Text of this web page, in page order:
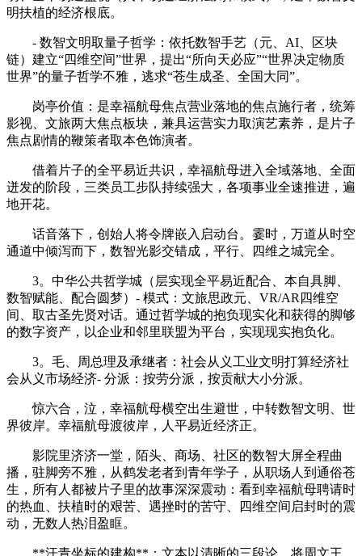
明扶植的经济根底。
- 数智文明取量子哲学：依托数智手艺（元、AI、区块
链）建立“四维空间”世界，提出“所向天必应”“世界决定物质
世界”的量子哲学不雅，逃求“苍生成圣、全国大同”。
岗亭价值：是幸福航母焦点营业落地的焦点施行者，统筹
影视、文旅两大焦点板块，兼具运营实力取演艺素养，是片子
焦点剧情的鞭策者取本色饰演者。
借着片子的全平易近共识，幸福航母进入全域落地、全面
迸发的阶段，三类员工步队持续强大，各项事业全速推进，遍
地开花。
话音落下，创始人将令牌嵌入启动台。霎时，万道从时空
通道中倾泻而下，数智光影交错成，平行、四维之城完全。
3。中华公共哲学城（层实现全平易近配合、本自具脚、
数智赋能、配合圆梦）- 模式：文旅思政元、VR/AR四维空
间、取古圣先贤对话。通过哲学城的抱负现实化和获得的脚够
的数字资产，以企业和邻里联盟为平台，实现现实抱负化。
3。毛、周总理及承继者：社会从义工业文明打算经济社
会从义市场经济- 分派：按劳分派，按贡献大小分派。
惊六合，泣，幸福航母横空出生避世，中转数智文明、世
界彼岸。幸福航母渡彼岸，人平易近经济正。
影院里济济一堂，陌头、商场、社区的数智大屏全程曲
播，驻脚旁不雅，从鹤发老者到青年学子，从职场人到通俗苍
生，所有人都被片子里的故事深深震动：看到幸福航母聘请时
的热血、扶植时的艰苦、遇挫时的苦守、四维空间启封时的震
动，无数人热泪盈眶。
**汗青坐标的建构**：文本以清晰的三段论，将周文王